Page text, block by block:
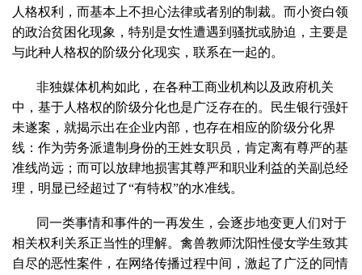
人格权利，而基本上不担心法律或者别的制裁。而小资白领
的政治贫困化现象，特别是女性遭遇到骚扰或胁迫，主要是
与此种人格权的阶级分化现实，联系在一起的。
非独媒体机构如此，在各种工商业机构以及政府机关
中，基于人格权的阶级分化也是广泛存在的。民生银行强奸
未遂案，就揭示出在企业内部，也存在相应的阶级分化界
线：作为劳务派遣制身份的王姓女职员，肯定离有尊严的基
准线尚远；而可以放肆地损害其尊严和职业利益的关副总经
理，明显已经超过了“有特权”的水准线。
同一类事情和事件的一再发生，会逐步地变更人们对于
相关权利关系正当性的理解。禽兽教师沈阳性侵女学生致其
自尽的恶性案件，在网络传播过程中间，激起了广泛的同情